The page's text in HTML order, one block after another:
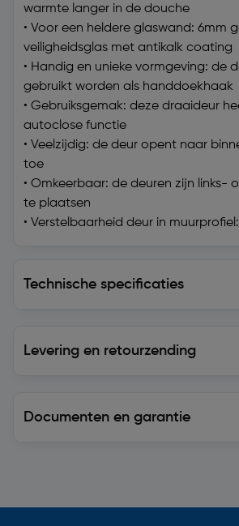
warmte langer in de douche
• Voor een heldere glaswand: 6mm
veiligheidsglas met antikalk coating
• Handig en unieke vormgeving: de
gebruikt worden als handdoekhaak
• Gebruiksgemak: deze draaideur
autoclose functie
• Veelzijdig: de deur opent naar
toe
• Omkeerbaar: de deuren zijn links-
te plaatsen
• Verstelbaarheid deur in
Technische specificaties
Levering en retourzending
Documenten en garantie